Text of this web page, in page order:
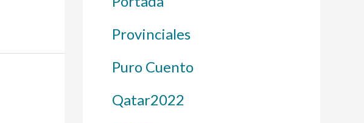
Provinciales
Puro Cuento
Qatar2022